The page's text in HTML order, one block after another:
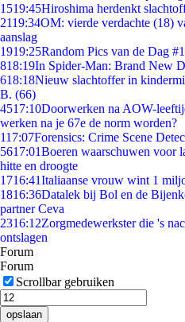
1519:45Hiroshima herdenkt
2119:34OM: vierde verdachte (18)
aanslag
1919:25Random Pics van de Dag
818:19In Spider-Man: Brand New
618:18Nieuw slachtoffer in
B. (66)
4517:10Doorwerken na AOW-
werken na je 67e de norm worden?
117:07Forensics: Crime Scene
5617:01Boeren waarschuwen voor
hitte en droogte
1716:41Italiaanse vrouw wint 1
1816:36Datalek bij Bol en de
partner Ceva
2316:12Zorgmedewerkster die 's
ontslagen
Forum
Forum
Scrollbar gebruiken
opslaan